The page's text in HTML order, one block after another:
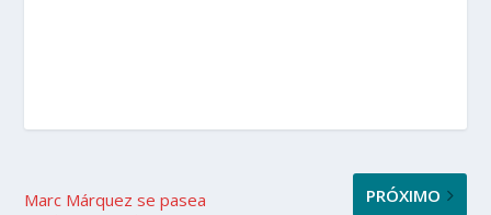
Marc Márquez se pasea
PRÓXIMO